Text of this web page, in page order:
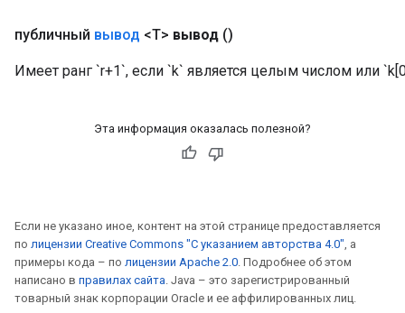
публичный вывод <T> вывод ()
Имеет ранг `r+1`, если `k` является целым числом или
Эта информация оказалась полезной?
Если не указано иное, контент на этой странице предоставляется
по лицензии Creative Commons "С указанием авторства 4.0", а
примеры кода – по лицензии Apache 2.0. Подробнее об этом
написано в правилах сайта. Java – это зарегистрированный
товарный знак корпорации Oracle и ее аффилированных лиц.